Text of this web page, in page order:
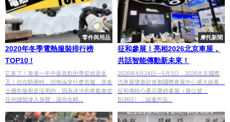
零件與用品
2020年冬季電熱服裝排行榜
TOP10 !
它來了！筆者一年中最喜歡的季節就是冬
天！但在騎乘時，但無論穿什麽衣服、穿多
少層衣服都是沒用的，因為冰冷的寒氣會從
任何縫隙滲入身體，讓你在騎...
摩托新聞
征和參展！亮相2026北京車展，
共話智能傳動新未來！
2026年4月24日—5月3日，2026北京國際
汽車展覽會於首都國際會展中心盛大啟幕，
征和攜核心產品重磅參展（展位號：
B1B02），誠邀您蒞...